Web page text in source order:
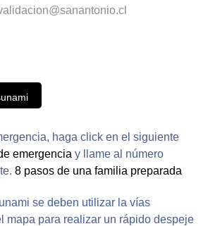
haga click en el siguiente
emergencia y llame al número
8 pasos de una familia preparada
se deben utilizar la vías
mapa para realizar un rápido despeje